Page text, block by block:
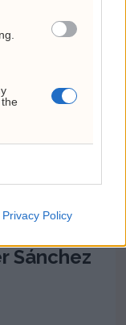
Privacy Policy
før
ta av
pause
Sánchez